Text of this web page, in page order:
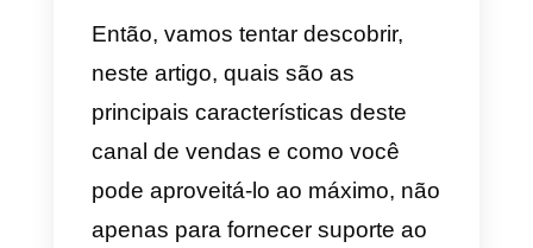
com a possibilidade de finalizar
uma venda diretamente por meio
do aplicativo.
O Messenger possibilita uma